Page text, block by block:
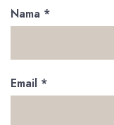
Nama *
Email *